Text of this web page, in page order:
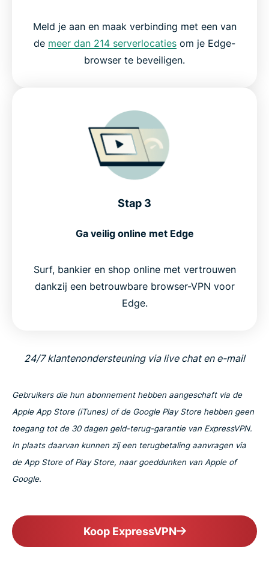
Meld je aan en maak verbinding met een van
de meer dan 214 serverlocaties om je Edge-
browser te beveiligen.
Stap 3
Ga veilig online met Edge
Surf, bankier en shop online met vertrouwen
dankzij een betrouwbare browser-VPN voor
Edge.
24/7 klantenondersteuning via live chat en e-mail
Gebruikers die hun abonnement hebben aangeschaft via de
Apple App Store (iTunes) of de Google Play Store hebben geen
toegang tot de 30 dagen geld-terug-garantie van ExpressVPN.
In plaats daarvan kunnen zij een terugbetaling aanvragen via
de App Store of Play Store, naar goeddunken van Apple of
Google.
Koop ExpressVPN